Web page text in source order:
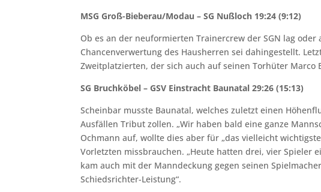
MSG Groß-Bieberau/Modau – SG Nußloch 19:24 (9:12)
Ob es an der neuformierten Trainercrew der SGN lag
Chancenverwertung des Hausherren sei dahingestellt.
Zweitplatzierten, der sich auch auf seinen Torhüter Marco
SG Bruchköbel – GSV Einstracht Baunatal 29:26 (15:13)
Scheinbar musste Baunatal, welches zuletzt einen
Ausfällen Tribut zollen. „Wir haben bald eine ganze
Ochmann auf, wollte dies aber für „das vielleicht
Vorletzten missbrauchen. „Heute hatten drei, vier Spieler
kam auch mit der Manndeckung gegen seinen
Schiedsrichter-Leistung“.